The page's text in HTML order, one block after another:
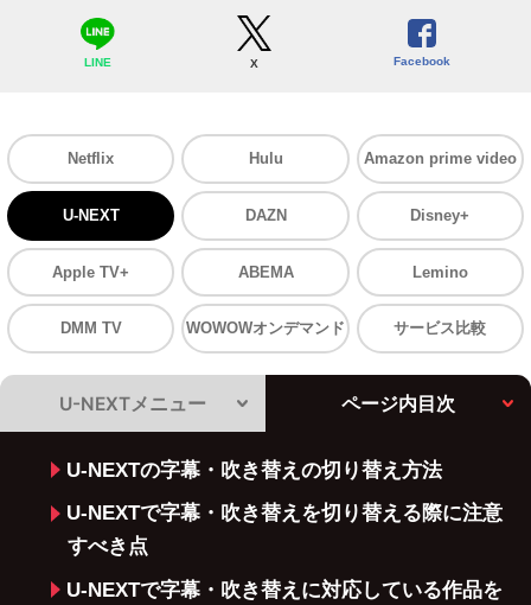
LINE X Facebook
Netflix Hulu Amazon prime video
U-NEXT DAZN Disney+
Apple TV+ ABEMA Lemino
DMM TV WOWOWオンデマンド サービス比較
U-NEXTメニュー ページ内目次
U-NEXTの字幕・吹き替えの切り替え方法
U-NEXTで字幕・吹き替えを切り替える際に注意
すべき点
U-NEXTで字幕・吹き替えに対応している作品を